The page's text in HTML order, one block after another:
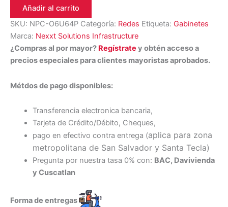
Añadir al carrito
SKU: NPC-O6U64P Categoría: Redes Etiqueta: Gabinetes
Marca: Nexxt Solutions Infrastructure
¿Compras al por mayor? Regístrate y obtén acceso a
precios especiales para clientes mayoristas aprobados.
Métdos de pago disponibles:
Transferencia electronica bancaria,
Tarjeta de Crédito/Débito, Cheques,
pago en efectivo contra entrega (aplica para zona
metropolitana de San Salvador y Santa Tecla)
Pregunta por nuestra tasa 0% con: BAC, Davivienda
y Cuscatlan
Forma de entregas